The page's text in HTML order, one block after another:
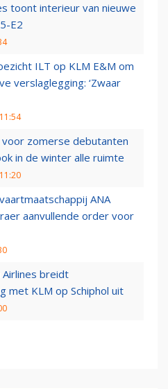
toont interieur van nieuwe
E2
ILT op KLM E&M om
verslaglegging: ‘Zwaar
zomerse debutanten
in de winter alle ruimte
ANA
aanvullende order voor
Airlines breidt
met KLM op Schiphol uit